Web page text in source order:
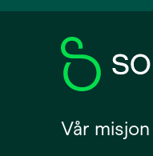
new
Vår misjon